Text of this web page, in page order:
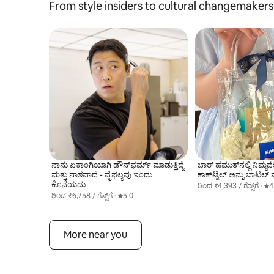
From style insiders to cultural
ನಾನು ಏಕಾಂಗಿಯಾಗಿ ಡೌನ್‌ಫರ್ಮ್ ಮಾಡುತ್ತಿದ್ದೆ
ಮತ್ತು ನಾಶವಾದೆ - ವೈಫಲ್ಯವು ಇಂದು
ಕೊನೆಯದು
ರಿಂದ ₹6,758/ ಗೆಸ್ಟ್‌ಗೆ
ಪ್ರತಿ ಗೆಸ್ಟ್‌ಗೆ ₹6,758 ರಿಂದ
·ಸರಾಸರಿ ರೇಟಿಂಗ್ 5 ರಲ್ಲಿ 5.0
5.0
ಬಾರ್ ಹಮುತ್‌ನಲ್ಲಿ
ಕಾಕ್‌ಟೈಲ್ ಅನ್ನು ಬಾಟಲ್
ರಿಂದ ₹4,393 / ಗೆಸ್ಟ್‌ಗೆ
ಪ್ರತಿ ಗೆಸ್ಟ್‌ಗೆ ₹4,393 ರಿಂದ
·
More near you